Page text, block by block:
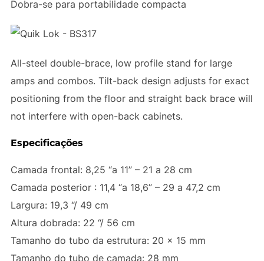
Dobra-se para portabilidade compacta
All-steel double-brace, low profile stand for large
amps and combos. Tilt-back design adjusts for exact
positioning from the floor and straight back brace will
not interfere with open-back cabinets.
Especificações
Camada frontal: 8,25 “a 11” – 21 a 28 cm
Camada posterior : 11,4 “a 18,6” – 29 a 47,2 cm
Largura: 19,3 “/ 49 cm
Altura dobrada: 22 “/ 56 cm
Tamanho do tubo da estrutura: 20 x 15 mm
Tamanho do tubo de camada: 28 mm